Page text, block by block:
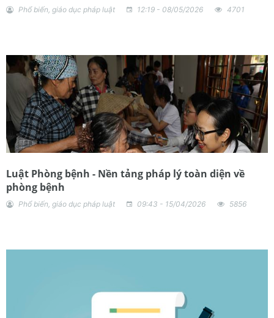
Phổ biến, giáo dục pháp luật 12:19 - 08/05/2026 4701
Luật Phòng bệnh - Nền tảng pháp lý toàn diện về
phòng bệnh
Phổ biến, giáo dục pháp luật 09:43 - 15/04/2026 5856